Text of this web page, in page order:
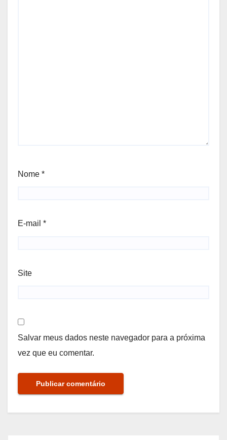
Nome *
E-mail *
Site
Salvar meus dados neste navegador para a próxima
vez que eu comentar.